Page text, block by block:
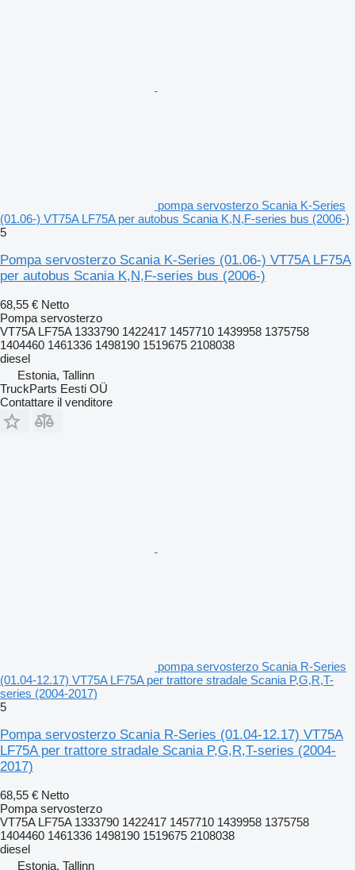
pompa servosterzo Scania K-Series
(01.06-) VT75A LF75A per autobus Scania K,N,F-series bus (2006-)
5
Pompa servosterzo Scania K-Series (01.06-) VT75A LF75A
per autobus Scania K,N,F-series bus (2006-)
68,55 € Netto
Pompa servosterzo
VT75A LF75A 1333790 1422417 1457710 1439958 1375758
1404460 1461336 1498190 1519675 2108038
diesel
Estonia, Tallinn
TruckParts Eesti OÜ
Contattare il venditore
pompa servosterzo Scania R-Series
(01.04-12.17) VT75A LF75A per trattore stradale Scania P,G,R,T-
series (2004-2017)
5
Pompa servosterzo Scania R-Series (01.04-12.17) VT75A
LF75A per trattore stradale Scania P,G,R,T-series (2004-
2017)
68,55 € Netto
Pompa servosterzo
VT75A LF75A 1333790 1422417 1457710 1439958 1375758
1404460 1461336 1498190 1519675 2108038
diesel
Estonia, Tallinn